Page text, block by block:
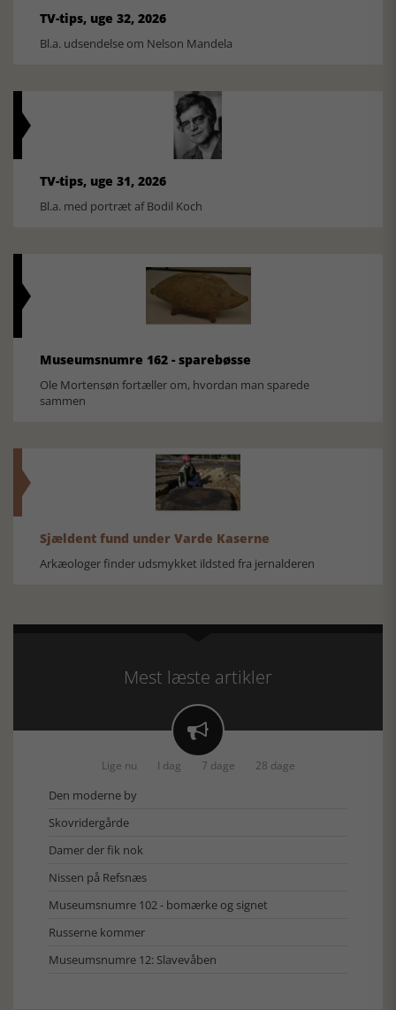
TV-tips, uge 32, 2026
Bl.a. udsendelse om Nelson Mandela
TV-tips, uge 31, 2026
Bl.a. med portræt af Bodil Koch
Museumsnumre 162 - sparebøsse
Ole Mortensøn fortæller om, hvordan man sparede
sammen
Sjældent fund under Varde Kaserne
Arkæologer finder udsmykket ildsted fra jernalderen
Mest læste artikler

Lige nu I dag 7 dage 28 dage
Den moderne by
Skovridergårde
Damer der fik nok
Nissen på Refsnæs
Museumsnumre 102 - bomærke og signet
Russerne kommer
Museumsnumre 12: Slavevåben